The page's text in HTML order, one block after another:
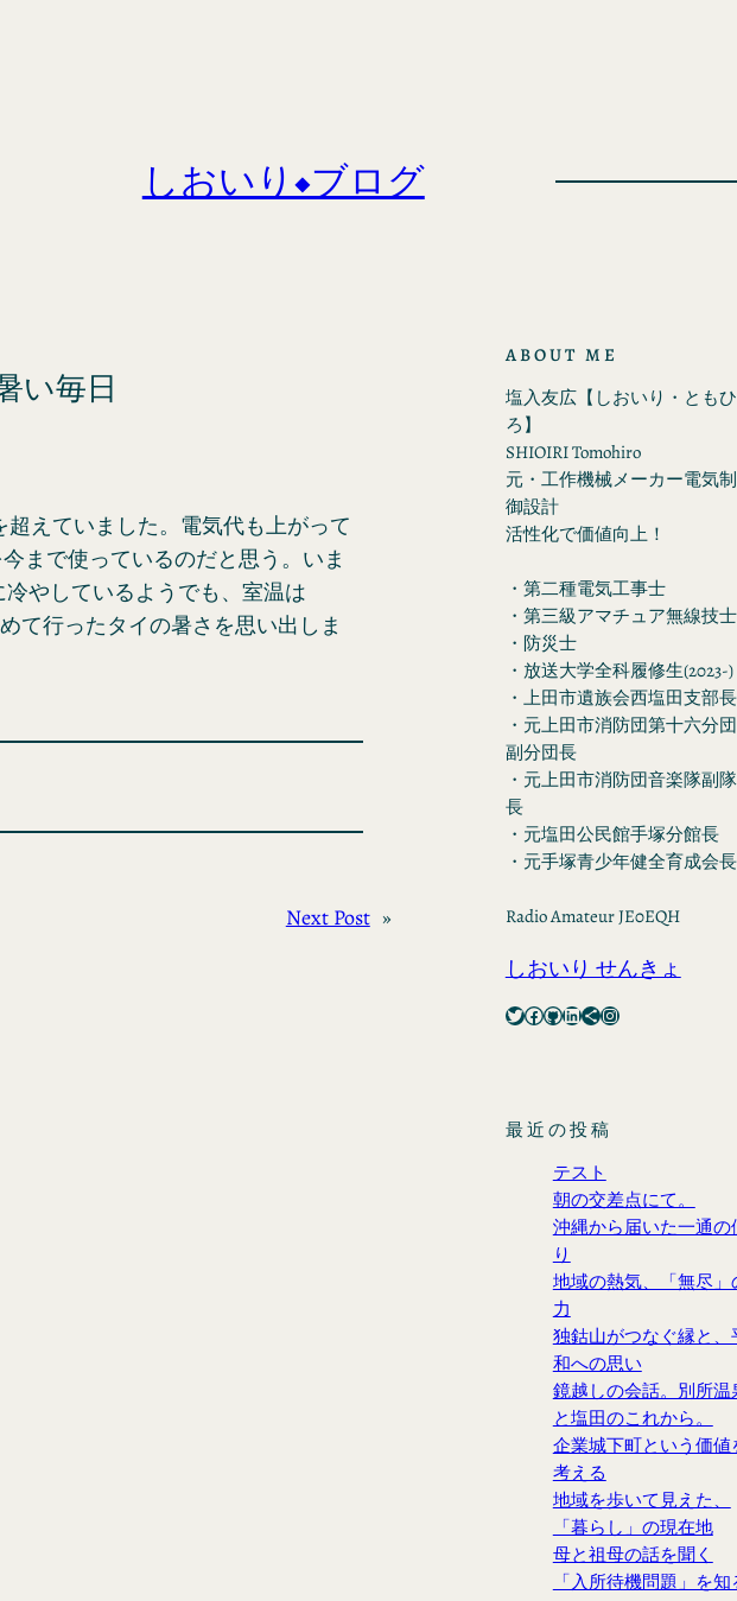
しおいり◆ブログ
い毎日
超えていました。電気代も上がって
まで使っているのだと思う。いま
やしているようでも、室温は
て行ったタイの暑さを思い出しま
Next Post »
ABOUT ME
塩入友広【しおいり・ともひ
ろ】
SHIOIRI Tomohiro
元・工作機械メーカー電気制
御設計
活性化で価値向上！
・第二種電気工事士
・第三級アマチュア無線技士
・防災士
・放送大学全科履修生(2023-)
・上田市遺族会西塩田支部長
・元上田市消防団第十六分団
副分団長
・元上田市消防団音楽隊副隊
長
・元塩田公民館手塚分館長
・元手塚青少年健全育成会長
Radio Amateur JE0EQH
しおいり せんきょ
Twitter Facebook GitHub LinkedIn Share Icon Instagram
最近の投稿
テスト
朝の交差点にて。
沖縄から届いた一通の
り
地域の熱気、「無尽」
力
独鈷山がつなぐ縁と、
和への思い
鏡越しの会話。別所温
と塩田のこれから。
企業城下町という価値
考える
地域を歩いて見えた、
「暮らし」の現在地
母と祖母の話を聞く
「入所待機問題」を知